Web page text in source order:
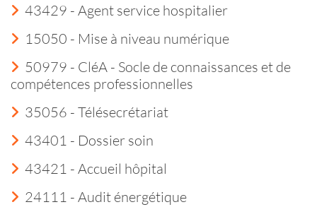
43429 - Agent service hospitalier
15050 - Mise à niveau numérique
50979 - CléA - Socle de connaissances et de
compétences professionnelles
35056 - Télésecrétariat
43401 - Dossier soin
43421 - Accueil hôpital
24111 - Audit énergétique